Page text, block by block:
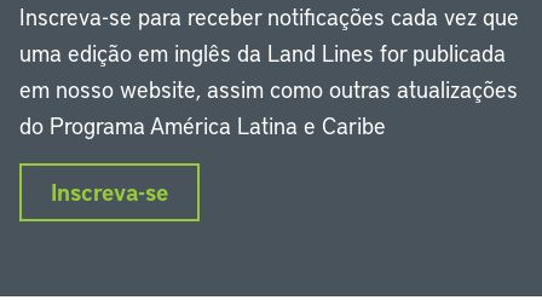
Inscreva-se para receber notificações cada vez que
uma edição em inglês da Land Lines for publicada
em nosso website, assim como outras atualizações
do Programa América Latina e Caribe
Inscreva-se